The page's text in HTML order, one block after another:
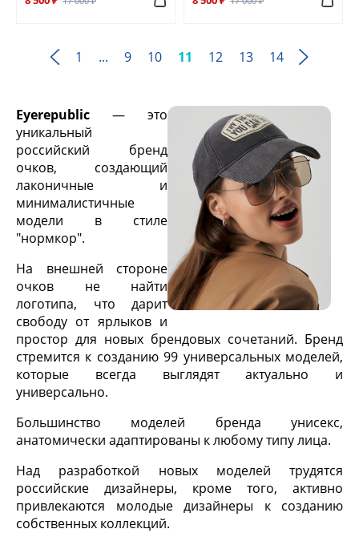
1 ... 9 10 11 12 13 14
Eyerepublic — это
уникальный
российский бренд
очков, создающий
лаконичные и
минималистичные
модели в стиле
"нормкор".
На внешней стороне
очков не найти
логотипа, что дарит
свободу от ярлыков и
простор для новых брендовых сочетаний. Бренд
стремится к созданию 99 универсальных моделей,
которые всегда выглядят актуально и
универсально.
Большинство моделей бренда унисекс,
анатомически адаптированы к любому типу лица.
Над разработкой новых моделей трудятся
российские дизайнеры, кроме того, активно
привлекаются молодые дизайнеры к созданию
собственных коллекций.